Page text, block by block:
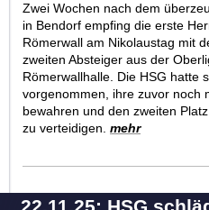
Zwei Wochen nach dem
in Bendorf empfing die erste
Römerwall am Nikolaustag mit
zweiten Absteiger aus der
Römerwallhalle. Die HSG hatte
vorgenommen, ihre zuvor noch
bewahren und den zweiten
zu verteidigen. mehr
22.11.25: HSG